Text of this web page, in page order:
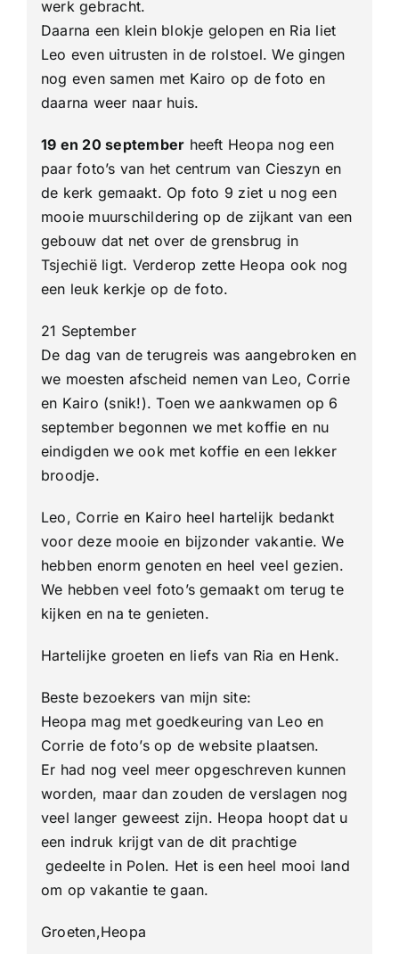
werk gebracht.
Daarna een klein blokje gelopen en Ria liet
Leo even uitrusten in de rolstoel. We gingen
nog even samen met Kairo op de foto en
daarna weer naar huis.
19 en 20 september heeft Heopa nog een
paar foto’s van het centrum van Cieszyn en
de kerk gemaakt. Op foto 9 ziet u nog een
mooie muurschildering op de zijkant van een
gebouw dat net over de grensbrug in
Tsjechië ligt. Verderop zette Heopa ook nog
een leuk kerkje op de foto.
21 September
De dag van de terugreis was aangebroken en
we moesten afscheid nemen van Leo, Corrie
en Kairo (snik!). Toen we aankwamen op 6
september begonnen we met koffie en nu
eindigden we ook met koffie en een lekker
broodje.
Leo, Corrie en Kairo heel hartelijk bedankt
voor deze mooie en bijzonder vakantie. We
hebben enorm genoten en heel veel gezien.
We hebben veel foto’s gemaakt om terug te
kijken en na te genieten.
Hartelijke groeten en liefs van Ria en Henk.
Beste bezoekers van mijn site:
Heopa mag met goedkeuring van Leo en
Corrie de foto’s op de website plaatsen.
Er had nog veel meer opgeschreven kunnen
worden, maar dan zouden de verslagen nog
veel langer geweest zijn. Heopa hoopt dat u
een indruk krijgt van de dit prachtige
gedeelte in Polen. Het is een heel mooi land
om op vakantie te gaan.
Groeten,Heopa